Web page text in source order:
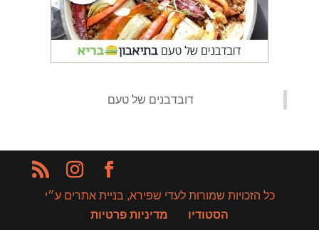
‏דובדבנים של טעם‏
כל הזכויות שמורות לעדי שפירא, בניית אתרים ע״י
הסטודיו
מדיניות פרטיות